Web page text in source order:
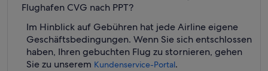
Flughafen CVG nach PPT?
Im Hinblick auf Gebühren hat jede Airline eigene
Geschäftsbedingungen. Wenn Sie sich entschlossen
haben, Ihren gebuchten Flug zu stornieren, gehen
Sie zu unserem Kundenservice-Portal.